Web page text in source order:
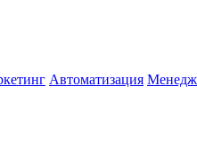
Автоматизация